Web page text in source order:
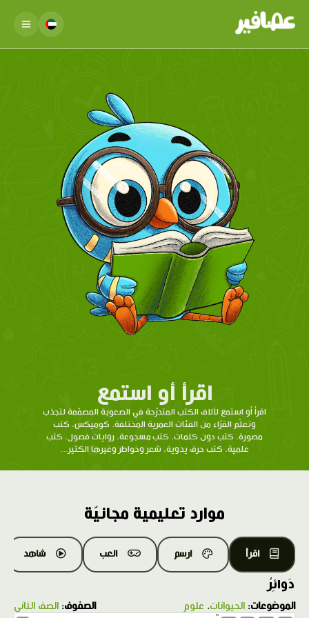
اقرأ أو استمع
اقرأ أو استمع لآلاف الكتب المتدرّحة في الصعوبة المصمّمة لتجذب
وتعلّم القرّاء من الفئات العمرية المختلفة. كوميكس، كتب
مصورة، كتب دون كلمات، كتب مسجوعة، روايات فصول، كتب
علمية، كتب حرف يدوية، شعر وخواطر وغيرها الكثير...
موارد تعليمية مجانيّة
اقرأ ارسم العب شاهد
دَوائِرُ
الموضوعات: الحيوانات، علوم الصفوف: الصف الثاني